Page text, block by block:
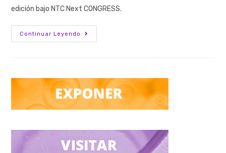
edición bajo NTC Next CONGRESS.
Continuar Leyendo